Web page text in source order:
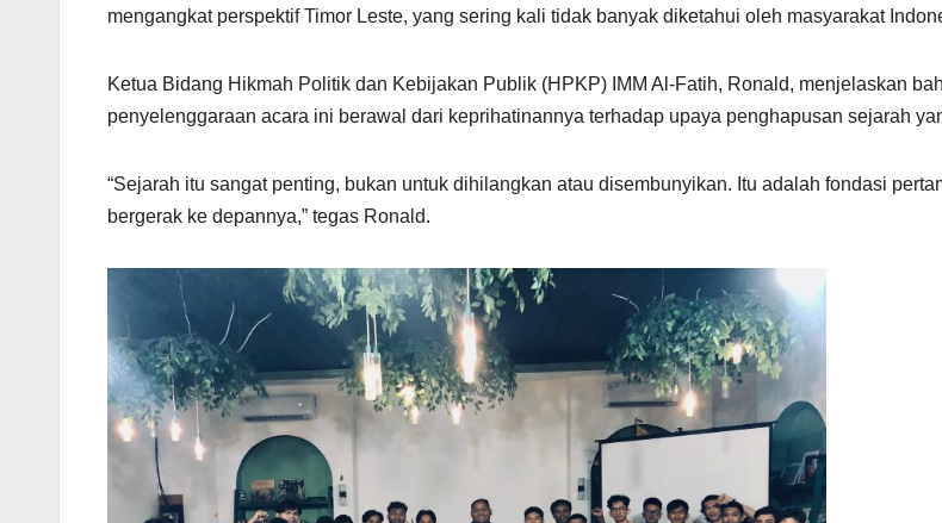
mengangkat perspektif Timor Leste, yang sering kali tidak banyak diketahui oleh masyarakat
Ketua Bidang Hikmah Politik dan Kebijakan Publik (HPKP) IMM Al-Fatih, Ronald, menjelaskan
penyelenggaraan acara ini berawal dari keprihatinannya terhadap upaya penghapusan sejarah
“Sejarah itu sangat penting, bukan untuk dihilangkan atau disembunyikan. Itu adalah fondasi
bergerak ke depannya,” tegas Ronald.